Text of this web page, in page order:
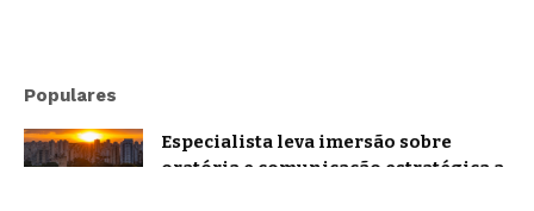
Populares
Especialista leva imersão sobre
oratória e comunicação estratégica a